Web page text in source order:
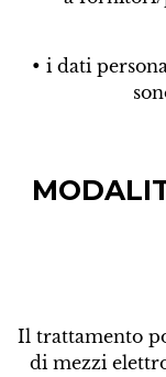
• i dati
Il trattamento
di mezzi